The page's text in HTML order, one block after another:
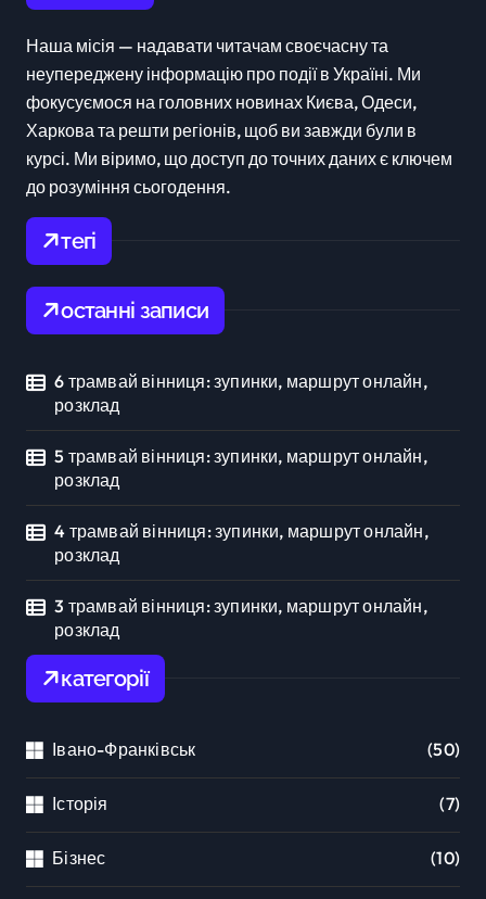
Наша місія — надавати читачам своєчасну та
неупереджену інформацію про події в Україні. Ми
фокусуємося на головних новинах Києва, Одеси,
Харкова та решти регіонів, щоб ви завжди були в
курсі. Ми віримо, що доступ до точних даних є ключем
до розуміння сьогодення.
тегі
останні записи
6 трамвай вінниця: зупинки, маршрут онлайн,
розклад
5 трамвай вінниця: зупинки, маршрут онлайн,
розклад
4 трамвай вінниця: зупинки, маршрут онлайн,
розклад
3 трамвай вінниця: зупинки, маршрут онлайн,
розклад
категорії
Івано-Франківськ (50)
Історія (7)
Бізнес (10)